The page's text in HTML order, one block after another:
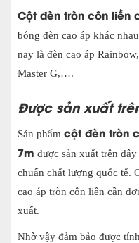
Cột đèn tròn côn liền
bóng đèn cao áp khác
nay là đèn cao áp
Master G,….
Được sản xuất
Sản phẩm cột đèn tròn
7m được sản xuất trên
chuẩn chất lượng quốc tế.
cao áp tròn côn liền cần
xuất.
Nhờ vậy đảm bảo được